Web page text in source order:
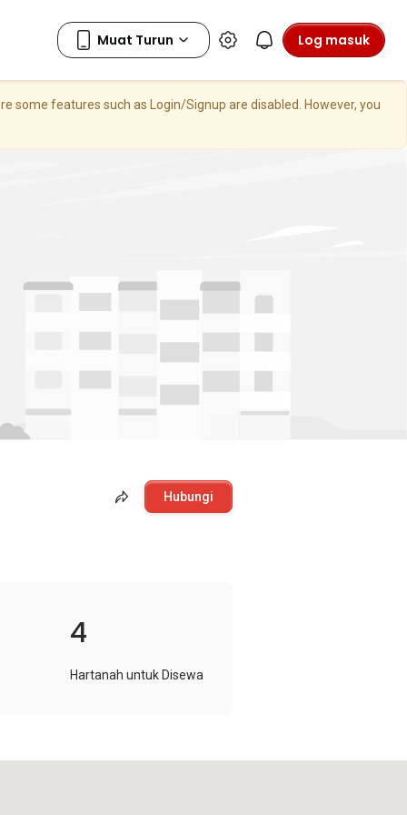
Log masuk
some features such as Login/Signup are disabled. However, you
Hubungi
4
Hartanah untuk Disewa